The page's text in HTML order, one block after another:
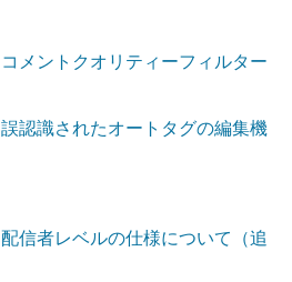
コメントクオリティーフィルター
誤認識されたオートタグの編集機
配信者レベルの仕様について（追